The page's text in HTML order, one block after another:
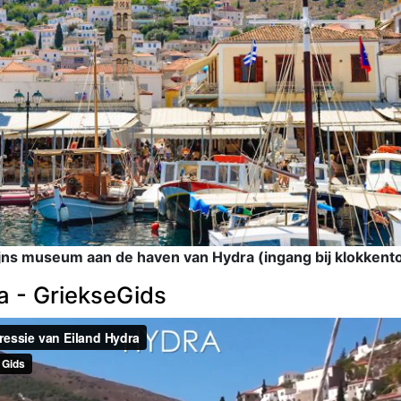
museum aan de haven van Hydra (ingang bij
- GriekseGids